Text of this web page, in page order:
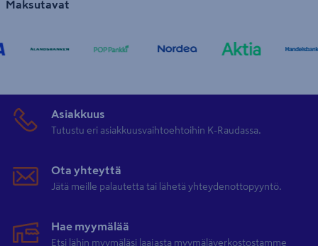
Maksutavat
Asiakkuus
Tutustu eri asiakkuusvaihtoehtoihin K-Raudassa.
Ota yhteyttä
Jätä meille palautetta tai lähetä yhteydenottopyyntö.
Hae myymälää
Etsi lähin myymäläsi laajasta myymäläverkostostamme